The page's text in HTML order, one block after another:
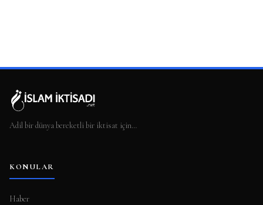
Adil bir dünya bereketli bir iktisat için…
KONULAR
Haber